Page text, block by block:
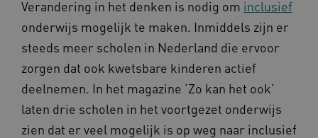
Verandering in het denken is nodig om inclusief
onderwijs mogelijk te maken. Inmiddels zijn er
steeds meer scholen in Nederland die ervoor
zorgen dat ook kwetsbare kinderen actief
deelnemen. In het magazine ‘Zo kan het ook’
laten drie scholen in het voortgezet onderwijs
zien dat er veel mogelijk is op weg naar inclusief
__Secure-
.youtube.com